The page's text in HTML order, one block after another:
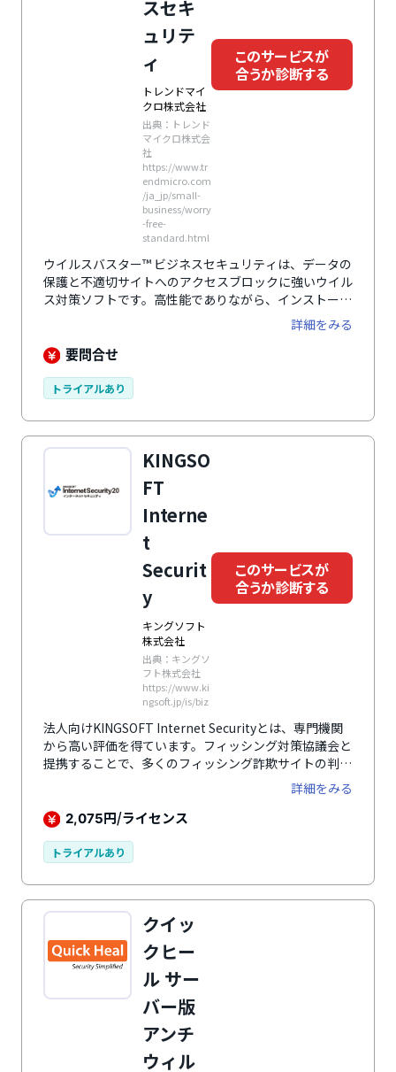
スセキ
ュリテ
ィ
トレンドマイ
クロ株式会社
出典：トレンド
マイクロ株式会
社
https://www.tr
endmicro.com
/ja_jp/small-
business/worry
-free-
standard.html
このサービスが
合うか診断する
ウイルスバスター™ ビジネスセキュリティは、データの
保護と不適切サイトへのアクセスブロックに強いウイル
ス対策ソフトです。高性能でありながら、インストー
ル・操作が簡単。IT領域に苦手意識をもつ中小企業でも
詳細をみる
要問合せ
トライアルあり
KINGSO
FT
Interne
t
Securit
y
キングソフト
株式会社
出典：キングソ
フト株式会社
https://www.ki
ngsoft.jp/is/biz
このサービスが
合うか診断する
法人向けKINGSOFT Internet Securityとは、専門機関
から高い評価を得ています。フィッシング対策協議会と
提携することで、多くのフィッシング詐欺サイトの判定
が可能にするウイルス対策ソフトです。マルウェアの感
染防止・駆除の取組を行う官民連携プロジェクトにも参
画しています。
詳細をみる
2,075円/ライセンス
トライアルあり
クイッ
クヒー
ル サー
バー版
アンチ
ウィル